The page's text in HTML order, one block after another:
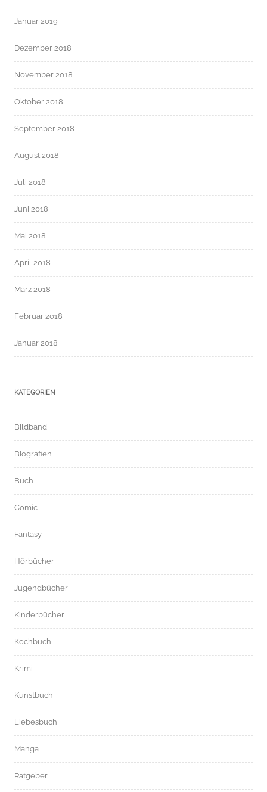
Januar 2019
Dezember 2018
November 2018
Oktober 2018
September 2018
August 2018
Juli 2018
Juni 2018
Mai 2018
April 2018
März 2018
Februar 2018
Januar 2018
KATEGORIEN
Bildband
Biografien
Buch
Comic
Fantasy
Hörbücher
Jugendbücher
Kinderbücher
Kochbuch
Krimi
Kunstbuch
Liebesbuch
Manga
Ratgeber